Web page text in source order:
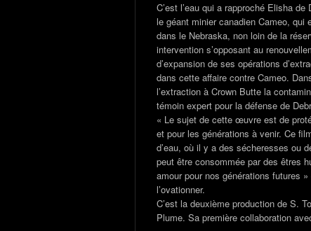
C’est l’eau qui a rapproché Elisha
le géant minier canadien Cameo, qui
dans le Nebraska, non loin de la
intervention s’opposant au
d’expansion de ses opérations
dans cette affaire contre Cameo.
l’extraction à Crown Butte la
témoin expert pour la défense de
« Le sujet de cette œuvre est de
et pour les générations à venir. Ce
d’eau, où il y a des sécheresses ou
peut être consommée par des êtres
amour pour nos générations futures
l’ovationner.
C’est la deuxième production de S.
Plume. Sa première collaboration